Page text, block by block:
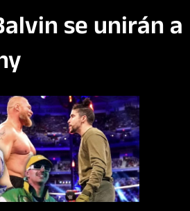
se unirán a